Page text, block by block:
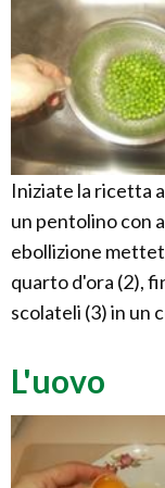
Iniziate la ricetta
un pentolino con
ebollizione
quarto d'ora (2),
scolateli (3) in un
L'uovo